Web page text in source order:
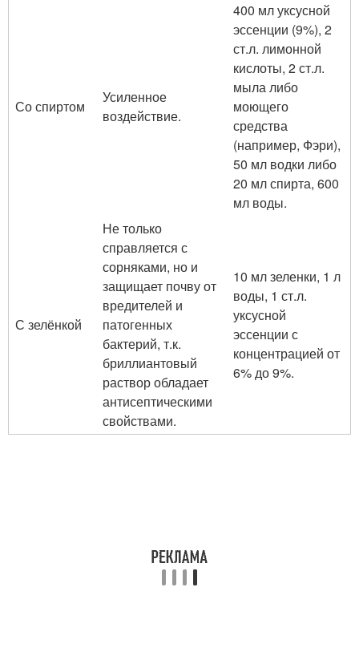
Со спиртом
Усиленное
воздействие.
400 мл уксусной
эссенции (9%), 2
ст.л. лимонной
кислоты, 2 ст.л.
мыла либо
моющего
средства
(например, Фэри),
50 мл водки либо
20 мл спирта, 600
мл воды.
С зелёнкой
Не только
справляется с
сорняками, но и
защищает почву от
вредителей и
патогенных
бактерий, т.к.
бриллиантовый
раствор обладает
антисептическими
свойствами.
10 мл зеленки, 1 л
воды, 1 ст.л.
уксусной
эссенции с
концентрацией от
6% до 9%.